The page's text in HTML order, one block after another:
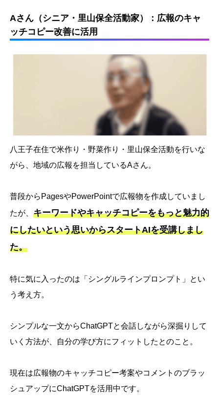
Aさん（シニア・里山保全活動家）：広報のキャ
ッチコピー改善に活用
八王子在住で米作り・野菜作り・里山保全活動を行いな
がら、地域の広報を担当しているAさん。
普段からPagesやPowerPointで広報物を作成していまし
たが、 キーワードやキャッチコピーをもっと魅力的
にしたいという思いからスタートAIを受講しまし
た。
特に気に入ったのは「シングルラインプロンプト」とい
う考え方。
シンプルな一文からChatGPTと会話しながら深掘りして
いく方法が、自分の学び方にフィットしたとのこと。
現在は広報物のキャッチコピー考案やコメントのブラッ
シュアップにChatGPTを活用中です。